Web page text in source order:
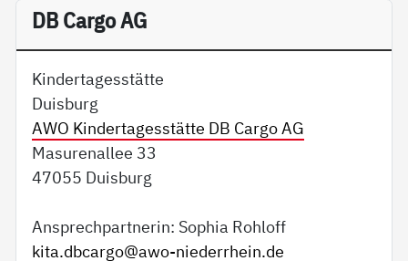
DB Cargo AG
Kindertagesstätte
Duisburg
AWO Kindertagesstätte DB Cargo AG
Masurenallee 33
47055 Duisburg
Ansprechpartnerin: Sophia Rohloff
kita.dbcargo@awo-niederrhein.de